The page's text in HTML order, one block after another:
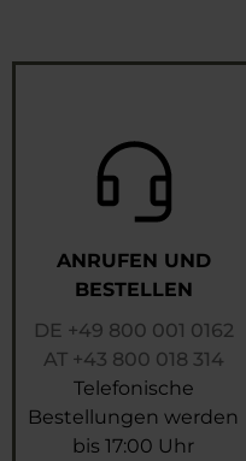
ANRUFEN UND
BESTELLEN
DE +49 800 001 0162
AT+43 800 018 314
Telefonische
Bestellungen werden
bis 17:00 Uhr